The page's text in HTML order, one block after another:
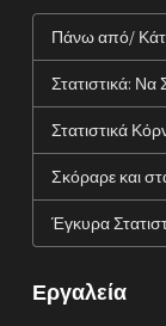
Πάνω από/
Στατιστικά:
Στατιστικά
Σκόραρε και
Έγκυρα
Εργαλεία